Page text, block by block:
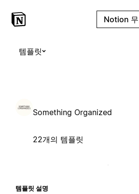
Notion
템플릿
Something Organized
22개의 템플릿
템플릿 설명